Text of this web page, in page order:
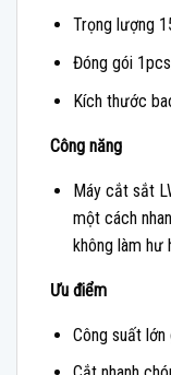
Trọng lượng
Đóng gói
Kích thước
Công năng
Máy cắt sắt
một cách
không làm hư
Ưu điểm
Công suất